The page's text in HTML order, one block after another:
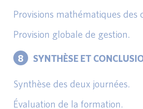
Provisions mathématiques des
Provision globale de gestion.
8 SYNTHÈSE ET
Synthèse des deux journées.
Évaluation de la formation.